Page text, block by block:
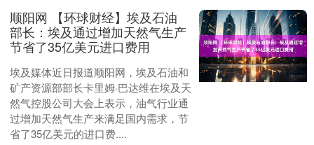
顺阳网 【环球财经】埃及石油
部长：埃及通过增加天然气生产
节省了35亿美元进口费用
埃及媒体近日报道顺阳网，埃及石油和
矿产资源部部长卡里姆·巴达维在埃及天
然气控股公司大会上表示，油气行业通
过增加天然气生产来满足国内需求，节
省了35亿美元的进口费....